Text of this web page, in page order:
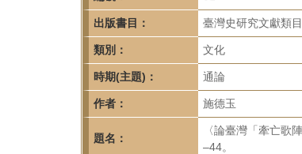
究
所-
首
頁
出版書目： 臺灣史研究文獻類
類別： 文化
時期(主題)： 通論
作者： 施德玉
題名：
〈論臺灣「牽亡歌
–44。